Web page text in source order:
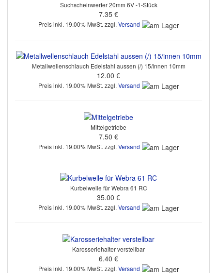
Suchscheinwerfer 20mm 6V -1-Stück
7.35 €
Preis inkl. 19.00% MwSt. zzgl. Versand
Metallwellenschlauch Edelstahl aussen (/) 15/innen 10mm
12.00 €
Preis inkl. 19.00% MwSt. zzgl. Versand
Mittelgetriebe
7.50 €
Preis inkl. 19.00% MwSt. zzgl. Versand
Kurbelwelle für Webra 61 RC
35.00 €
Preis inkl. 19.00% MwSt. zzgl. Versand
Karosseriehalter verstellbar
6.40 €
Preis inkl. 19.00% MwSt. zzgl. Versand